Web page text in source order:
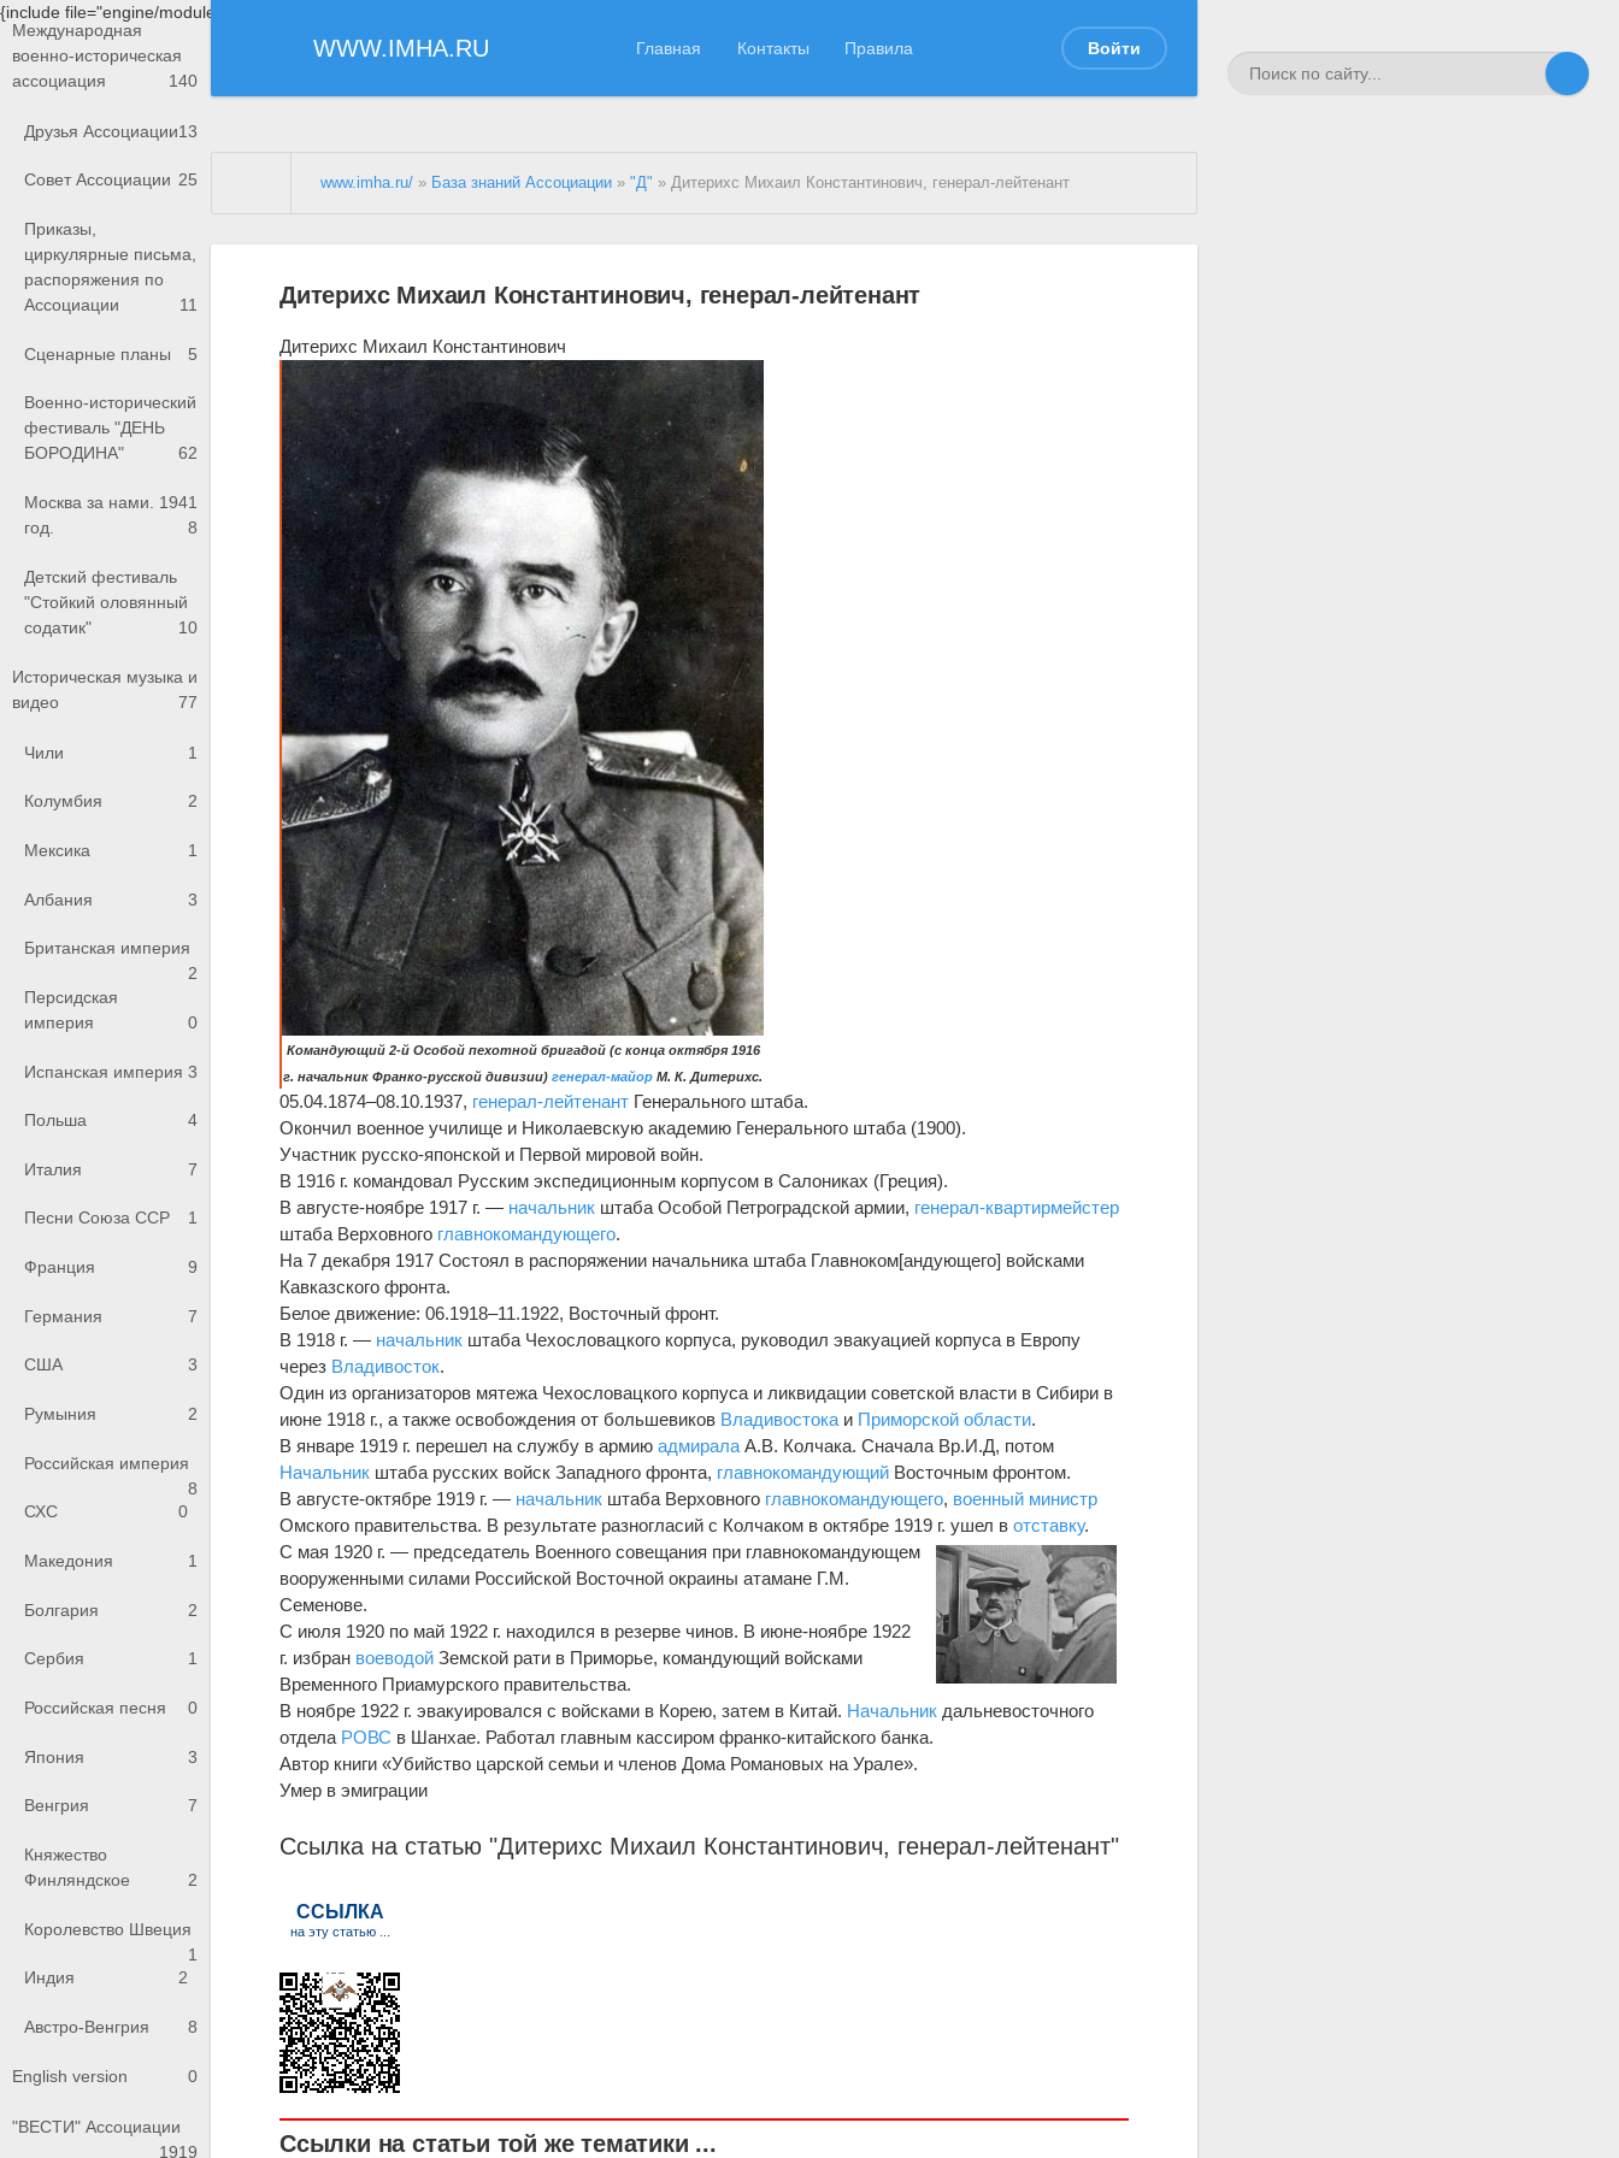
{include file="engine/modules/saperu/head.php"}
WWW.IMHA.RU Главная Контакты Правила Войти
Международная
военно-историческая
ассоциация
140
Друзья Ассоциации13
Совет Ассоциации 25
Приказы,
циркулярные письма,
распоряжения по
Ассоциации
11
Сценарные планы 5
Военно-исторический
фестиваль "ДЕНЬ
БОРОДИНА"
62
Москва за нами. 1941
год.
8
Детский фестиваль
"Стойкий оловянный
содатик"
10
Историческая музыка и
видео
77
Чили 1
Колумбия 2
Мексика 1
Албания 3
Британская империя
2
Персидская
империя
0
Испанская империя 3
Польша 4
Италия 7
Песни Союза ССР 1
Франция 9
Германия 7
США 3
Румыния 2
Российская империя
8
СХС
0
Македония 1
Болгария 2
Сербия 1
Российская песня 0
Япония 3
Венгрия 7
Княжество
Финляндское
2
Королевство Швеция
1
Индия
2
Австро-Венгрия 8
English version 0
"ВЕСТИ" Ассоциации
1919
www.imha.ru/ » База знаний Ассоциации »"Д" » Дитерихс Михаил Константинович, генерал-лейтенант
Дитерихс Михаил Константинович, генерал-лейтенант
Дитерихс Михаил Константинович
Командующий 2-й Особой пехотной бригадой (с конца октября 1916
г. начальник Франко-русской дивизии)генерал-майор М. К. Дитерихс.
05.04.1874–08.10.1937, генерал-лейтенант Генерального штаба.
Окончил военное училище и Николаевскую академию Генерального штаба (1900).
Участник русско-японской и Первой мировой войн.
В 1916 г. командовал Русским экспедиционным корпусом в Салониках (Греция).
В августе-ноябре 1917 г. — начальник штаба Особой Петроградской армии, генерал-квартирмейстер
штаба Верховного главнокомандующего.
На 7 декабря 1917 Состоял в распоряжении начальника штаба Главноком[андующего] войсками
Кавказского фронта.
Белое движение: 06.1918–11.1922, Восточный фронт.
В 1918 г. — начальник штаба Чехословацкого корпуса, руководил эвакуацией корпуса в Европу
через Владивосток.
Один из организаторов мятежа Чехословацкого корпуса и ликвидации советской власти в Сибири в
июне 1918 г., а также освобождения от большевиков Владивостока и Приморской области.
В январе 1919 г. перешел на службу в армиюадмирала А.В. Колчака. Сначала Вр.И.Д, потом
Начальник штаба русских войск Западного фронта, главнокомандующий Восточным фронтом.
В августе-октябре 1919 г. — начальник штаба Верховного главнокомандующего, военный министр
Омского правительства. В результате разногласий с Колчаком в октябре 1919 г. ушел вотставку.
С мая 1920 г. — председатель Военного совещания при главнокомандующем
вооруженными силами Российской Восточной окраины атамане Г.М.
Семенове.
С июля 1920 по май 1922 г. находился в резерве чинов. В июне-ноябре 1922
г. избран воеводой Земской рати в Приморье, командующий войсками
Временного Приамурского правительства.
В ноябре 1922 г. эвакуировался с войсками в Корею, затем в Китай. Начальник дальневосточного
отдела РОВС в Шанхае. Работал главным кассиром франко-китайского банка.
Автор книги «Убийство царской семьи и членов Дома Романовых на Урале».
Умер в эмиграции
Ссылка на статью "Дитерихс Михаил Константинович, генерал-лейтенант"
Ссылки на статьи той же тематики ...